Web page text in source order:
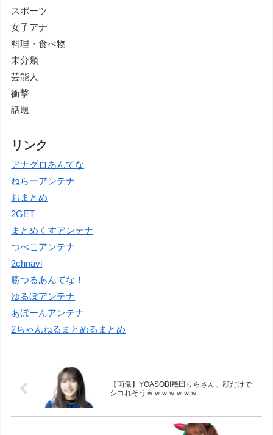
スポーツ
女子アナ
料理・食べ物
未分類
芸能人
衝撃
話題
リンク
アナグロあんてな
ねらーアンテナ
おまとめ
2GET
まとめくすアンテナ
つべこアンテナ
2chnavi
勝つるあんてな！
ゆるぼアンテナ
あぼーんアンテナ
2ちゃんねるまとめるまとめ
【画像】YOASOBI幾田りらさん、顔だけで
シコれそうｗｗｗｗｗｗｗ